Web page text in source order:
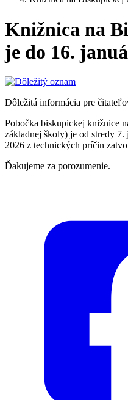
Knižnica na
je do 16.
Dôležitá informácia pre
Pobočka biskupickej knižnice
základnej školy) je od stredy 7.
2026 z technických príčin
Ďakujeme za porozumenie.